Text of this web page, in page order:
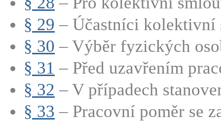
§ 29 – Účastníci kolektivní
§ 30 – Výběr fyzických
§ 31 – Před uzavřením
§ 32 – V případech
§ 33 – Pracovní poměr se